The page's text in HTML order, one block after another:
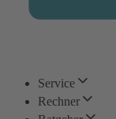
Service
Rechner